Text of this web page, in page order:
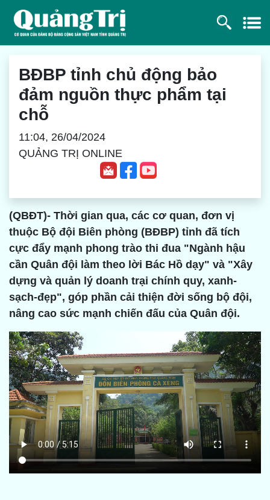
BĐBP tỉnh chủ động bảo
đảm nguồn thực phẩm tại
chỗ
11:04, 26/04/2024
QUẢNG TRỊ ONLINE
(QBĐT)- Thời gian qua, các cơ quan, đơn vị
thuộc Bộ đội Biên phòng (BĐBP) tỉnh đã tích
cực đẩy mạnh phong trào thi đua "Ngành hậu
cần Quân đội làm theo lời Bác Hồ dạy" và "Xây
dựng và quản lý doanh trại chính quy, xanh-
sạch-đẹp", góp phần cải thiện đời sống bộ đội,
nâng cao sức mạnh chiến đấu của Quân đội.